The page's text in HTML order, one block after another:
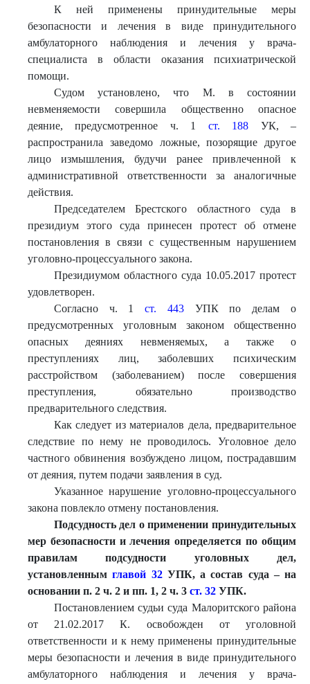
К ней применены принудительные меры
безопасности и лечения в виде принудительного
амбулаторного наблюдения и лечения у врача-
специалиста в области оказания психиатрической
помощи.
Судом установлено, что М. в состоянии
невменяемости совершила общественно опасное
деяние, предусмотренное ч. 1 ст. 188 УК, –
распространила заведомо ложные, позорящие другое
лицо измышления, будучи ранее привлеченной к
административной ответственности за аналогичные
действия.
Председателем Брестского областного суда в
президиум этого суда принесен протест об отмене
постановления в связи с существенным нарушением
уголовно-процессуального закона.
Президиумом областного суда 10.05.2017 протест
удовлетворен.
Согласно ч. 1ст. 443УПК по делам о
предусмотренных уголовным законом общественно
опасных деяниях невменяемых, а также о
преступлениях лиц, заболевших психическим
расстройством (заболеванием) после совершения
преступления, обязательно производство
предварительного следствия.
Как следует из материалов дела, предварительное
следствие по нему не проводилось. Уголовное дело
частного обвинения возбуждено лицом, пострадавшим
от деяния, путем подачи заявления в суд.
Указанное нарушение уголовно-процессуального
закона повлекло отмену постановления.
Подсудность дел о применении принудительных
мер безопасности и лечения определяется по общим
правилам подсудности уголовных дел,
установленным главой 32 УПК, а состав суда – на
основании п. 2 ч. 2 и пп. 1, 2 ч. 3 ст. 32 УПК.
Постановлением судьи суда Малоритского района
от 21.02.2017 К. освобожден от уголовной
ответственности и к нему применены принудительные
меры безопасности и лечения в виде принудительного
амбулаторного наблюдения и лечения у врача-